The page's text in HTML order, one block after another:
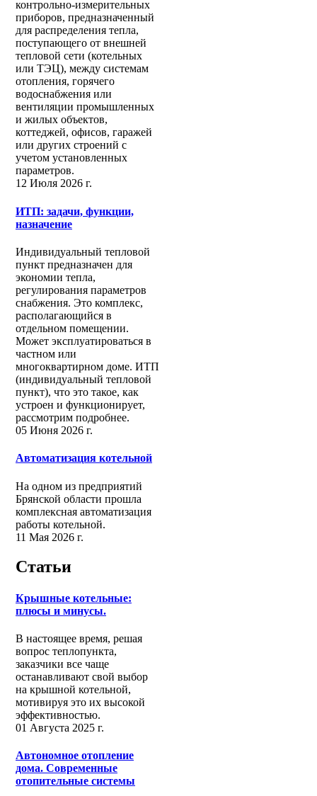
контрольно-измерительных
приборов, предназначенный
для распределения тепла,
поступающего от внешней
тепловой сети (котельных
или ТЭЦ), между системам
отопления, горячего
водоснабжения или
вентиляции промышленных
и жилых объектов,
коттеджей, офисов, гаражей
или других строений с
учетом установленных
параметров.
12 Июля 2026 г.
ИТП: задачи, функции,
назначение
Индивидуальный тепловой
пункт предназначен для
экономии тепла,
регулирования параметров
снабжения. Это комплекс,
располагающийся в
отдельном помещении.
Может эксплуатироваться в
частном или
многоквартирном доме. ИТП
(индивидуальный тепловой
пункт), что это такое, как
устроен и функционирует,
рассмотрим подробнее.
05 Июня 2026 г.
Автоматизация котельной
На одном из предприятий
Брянской области прошла
комплексная автоматизация
работы котельной.
11 Мая 2026 г.
Статьи
Крышные котельные:
плюсы и минусы.
В настоящее время, решая
вопрос теплопункта,
заказчики все чаще
останавливают свой выбор
на крышной котельной,
мотивируя это их высокой
эффективностью.
01 Августа 2025 г.
Автономное отопление
дома. Современные
отопительные системы